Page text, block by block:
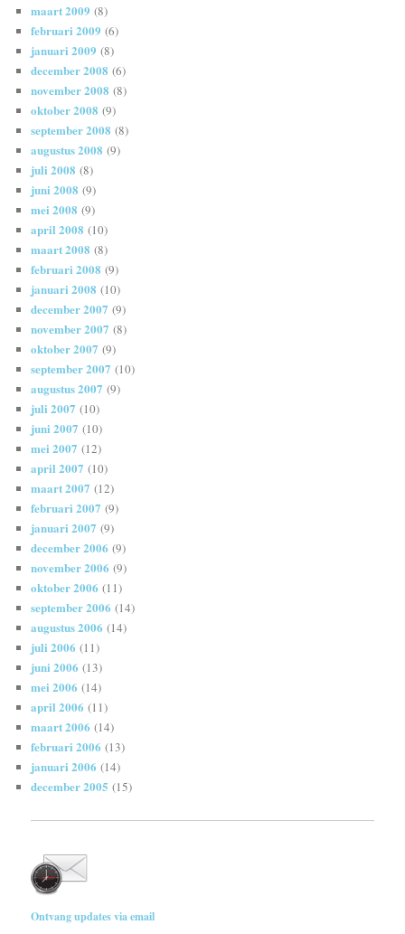
maart 2009 (8)
februari 2009 (6)
januari 2009 (8)
december 2008 (6)
november 2008 (8)
oktober 2008 (9)
september 2008 (8)
augustus 2008 (9)
juli 2008 (8)
juni 2008 (9)
mei 2008 (9)
april 2008 (10)
maart 2008 (8)
februari 2008 (9)
januari 2008 (10)
december 2007 (9)
november 2007 (8)
oktober 2007 (9)
september 2007 (10)
augustus 2007 (9)
juli 2007 (10)
juni 2007 (10)
mei 2007 (12)
april 2007 (10)
maart 2007 (12)
februari 2007 (9)
januari 2007 (9)
december 2006 (9)
november 2006 (9)
oktober 2006 (11)
september 2006 (14)
augustus 2006 (14)
juli 2006 (11)
juni 2006 (13)
mei 2006 (14)
april 2006 (11)
maart 2006 (14)
februari 2006 (13)
januari 2006 (14)
december 2005 (15)
Ontvang updates via email